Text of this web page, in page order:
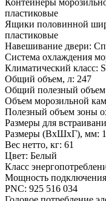
пластиковые
Ящики половинной
пластиковые
Навешивание двери:
Система охлаждения
Климатический класс:
Общий объем, л: 247
Общий полезный объем
Объем морозильной
Полезный объем зоны
Размеры для
Размеры (ВхШхГ), мм:
Вес нетто, кг: 61
Цвет: Белый
Класс
Мощность
PNC: 925 516 034